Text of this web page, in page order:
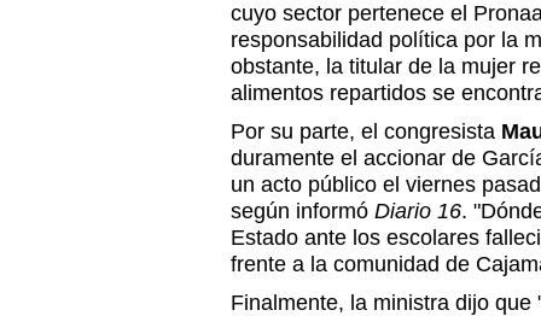
cuyo sector pertenece el
responsabilidad política por la
obstante, la titular de la mujer
alimentos repartidos se
Por su parte, el congresista
duramente el accionar de
un acto público el viernes
según informó Diario 16.
Estado ante los escolares
frente a la comunidad de
Finalmente, la ministra dijo